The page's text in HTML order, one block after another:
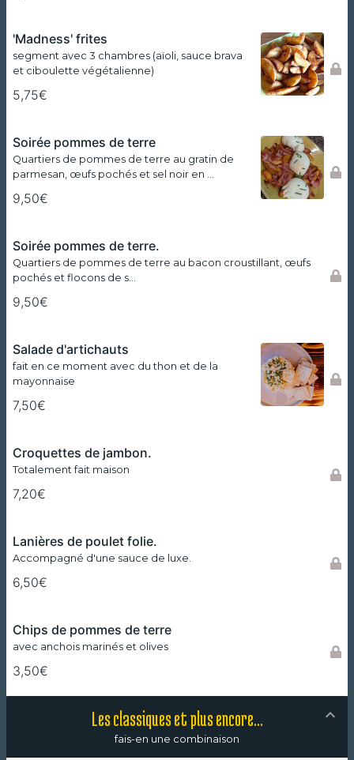
'Madness' frites
segment avec 3 chambres (aïoli, sauce brava
et ciboulette végétalienne)
5,75€
Soirée pommes de terre
Quartiers de pommes de terre au gratin de
parmesan, œufs pochés et sel noir en …
9,50€
Soirée pommes de terre.
Quartiers de pommes de terre au bacon croustillant, œufs
pochés et flocons de s…
9,50€
Salade d'artichauts
fait en ce moment avec du thon et de la
mayonnaise
7,50€
Croquettes de jambon.
Totalement fait maison
7,20€
Lanières de poulet folie.
Accompagné d'une sauce de luxe.
6,50€
Chips de pommes de terre
avec anchois marinés et olives
3,50€
Les classiques et plus encore...
fais-en une combinaison